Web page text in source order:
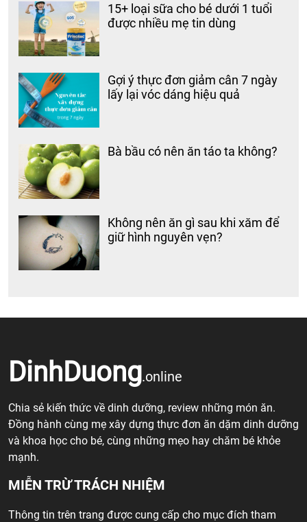
15+ loại sữa cho bé dưới 1 tuổi
được nhiều mẹ tin dùng
Gợi ý thực đơn giảm cân 7 ngày
lấy lại vóc dáng hiệu quả
Bà bầu có nên ăn táo ta không?
Không nên ăn gì sau khi xăm để
giữ hình nguyên vẹn?
DinhDuong.online
Chia sẻ kiến thức về dinh dưỡng, review những món ăn.
Đồng hành cùng mẹ xây dựng thực đơn ăn dặm dinh dưỡng
và khoa học cho bé, cùng những mẹo hay chăm bé khỏe
mạnh.
MIỄN TRỪ TRÁCH NHIỆM
Thông tin trên trang được cung cấp cho mục đích tham